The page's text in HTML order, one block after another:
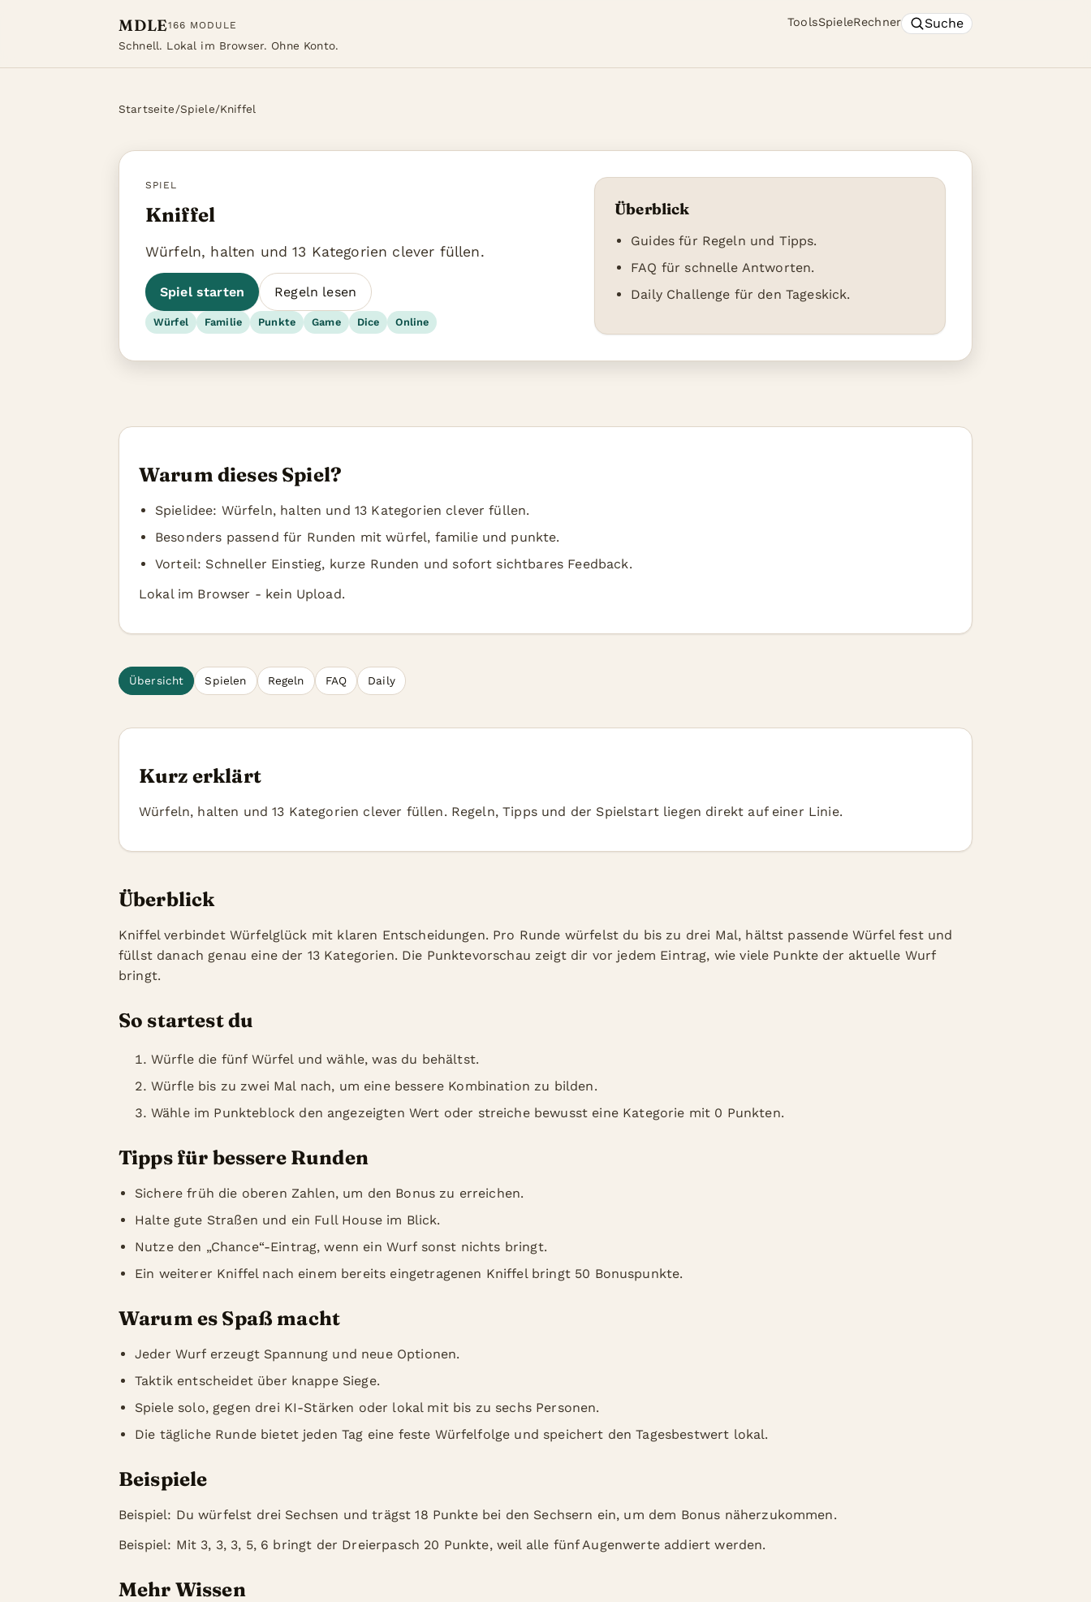
MDLE166 MODULE
Schnell. Lokal im Browser. Ohne Konto.
ToolsSpieleRechner Suche
Startseite/Spiele/Kniffel
SPIEL
Kniffel
Würfeln, halten und 13 Kategorien clever füllen.
Spiel starten Regeln lesen
Würfel Familie Punkte Game Dice Online
Überblick
Guides für Regeln und Tipps.
FAQ für schnelle Antworten.
Daily Challenge für den Tageskick.
Warum dieses Spiel?
Spielidee: Würfeln, halten und 13 Kategorien clever füllen.
Besonders passend für Runden mit würfel, familie und punkte.
Vorteil: Schneller Einstieg, kurze Runden und sofort sichtbares Feedback.
Lokal im Browser - kein Upload.
Übersicht Spielen Regeln FAQ Daily
Kurz erklärt
Würfeln, halten und 13 Kategorien clever füllen. Regeln, Tipps und der Spielstart liegen direkt auf einer Linie.
Überblick
Kniffel verbindet Würfelglück mit klaren Entscheidungen. Pro Runde würfelst du bis zu drei Mal, hältst passende Würfel fest und
füllst danach genau eine der 13 Kategorien. Die Punktevorschau zeigt dir vor jedem Eintrag, wie viele Punkte der aktuelle Wurf
bringt.
So startest du
Würfle die fünf Würfel und wähle, was du behältst.
Würfle bis zu zwei Mal nach, um eine bessere Kombination zu bilden.
Wähle im Punkteblock den angezeigten Wert oder streiche bewusst eine Kategorie mit 0 Punkten.
Tipps für bessere Runden
Sichere früh die oberen Zahlen, um den Bonus zu erreichen.
Halte gute Straßen und ein Full House im Blick.
Nutze den „Chance“-Eintrag, wenn ein Wurf sonst nichts bringt.
Ein weiterer Kniffel nach einem bereits eingetragenen Kniffel bringt 50 Bonuspunkte.
Warum es Spaß macht
Jeder Wurf erzeugt Spannung und neue Optionen.
Taktik entscheidet über knappe Siege.
Spiele solo, gegen drei KI-Stärken oder lokal mit bis zu sechs Personen.
Die tägliche Runde bietet jeden Tag eine feste Würfelfolge und speichert den Tagesbestwert lokal.
Beispiele
Beispiel: Du würfelst drei Sechsen und trägst 18 Punkte bei den Sechsern ein, um dem Bonus näherzukommen.
Beispiel: Mit 3, 3, 3, 5, 6 bringt der Dreierpasch 20 Punkte, weil alle fünf Augenwerte addiert werden.
Mehr Wissen